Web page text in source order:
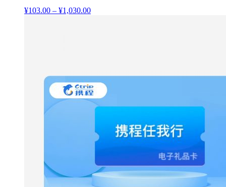
¥103.00 – ¥1,030.00